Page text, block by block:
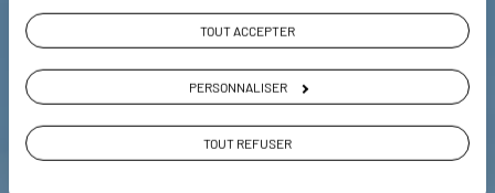
TOUT ACCEPTER
PERSONNALISER
TOUT REFUSER